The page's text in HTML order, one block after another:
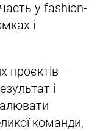
у fashion-
і
проєктів —
і
команди,